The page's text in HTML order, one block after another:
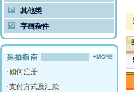
其他类
字画杂件
·如何注册
·支付方式及汇款